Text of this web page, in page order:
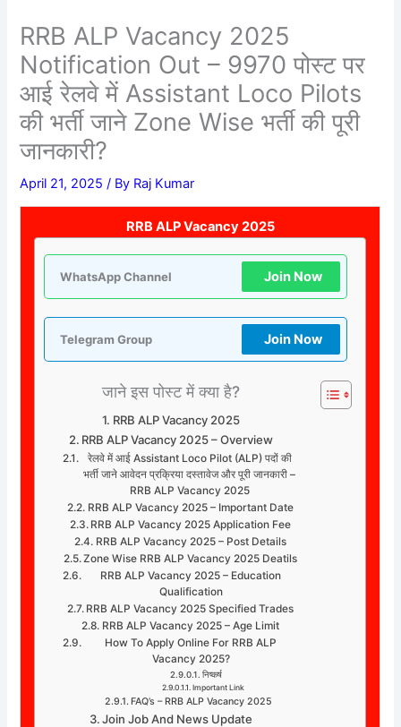
RRB ALP Vacancy 2025
Notification Out – 9970 पोस्ट पर
आई रेलवे में Assistant Loco Pilots
की भर्ती जाने Zone Wise भर्ती की पूरी
जानकारी?
April 21, 2025/ By Raj Kumar
RRB ALP Vacancy 2025
WhatsApp Channel Join Now
Telegram Group Join Now
जाने इस पोस्ट में क्या है?
RRB ALP Vacancy 2025
RRB ALP Vacancy 2025 – Overview
रेलवे में आई Assistant Loco Pilot (ALP) पदों की
भर्ती जाने आवेदन प्रक्रिया दस्तावेज और पूरी जानकारी –
RRB ALP Vacancy 2025
RRB ALP Vacancy 2025 – Important Date
RRB ALP Vacancy 2025 Application Fee
RRB ALP Vacancy 2025 – Post Details
Zone Wise RRB ALP Vacancy 2025 Deatils
RRB ALP Vacancy 2025 – Education
Qualification
RRB ALP Vacancy 2025 Specified Trades
RRB ALP Vacancy 2025 – Age Limit
How To Apply Online For RRB ALP
Vacancy 2025?
निष्कर्ष
Important Link
FAQ’s – RRB ALP Vacancy 2025
Join Job And News Update